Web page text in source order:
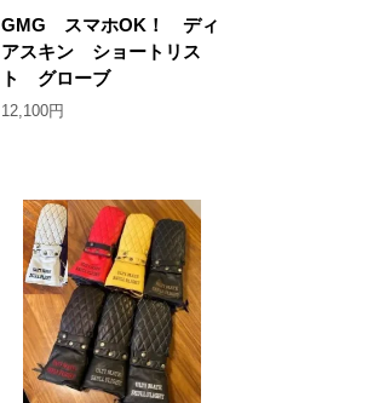
GMG スマホOK！ ディ
アスキン ショートリス
ト グローブ
12,100円